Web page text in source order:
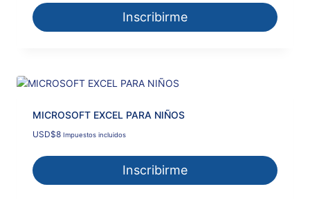
Inscribirme
MICROSOFT EXCEL PARA NIÑOS
USD$8 Impuestos incluidos
Inscribirme